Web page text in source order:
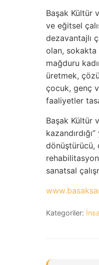
Başak Kültür
ve eğitsel
dezavantajlı
olan, sokakta
mağduru
üretmek,
çocuk, genç
faaliyetler
Başak Kültür
dönüştürücü,
sanatsal
Kategoriler: